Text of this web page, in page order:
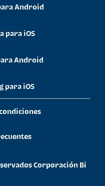
Android
para iOS
Android
para iOS
Corporación Bi